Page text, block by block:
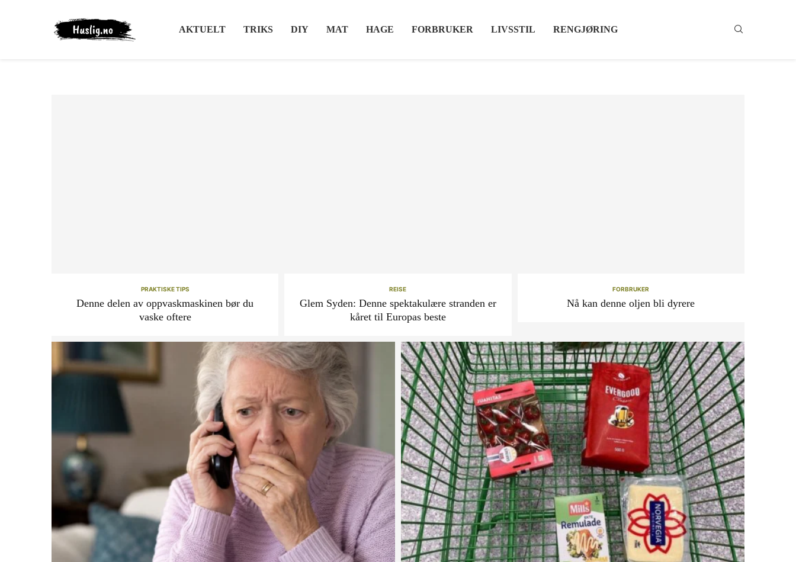
AKTUELT TRIKS DIY MAT HAGE FORBRUKER LIVSSTIL RENGJØRING
PRAKTISKE TIPS
Denne delen av oppvaskmaskinen bør du
vaske oftere
REISE
Glem Syden: Denne spektakulære stranden er
kåret til Europas beste
FORBRUKER
Nå kan denne oljen bli dyrere